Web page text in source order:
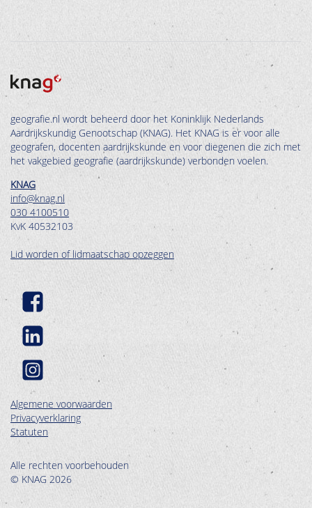
geografie.nl wordt beheerd door het Koninklijk Nederlands
Aardrijkskundig Genootschap (KNAG). Het KNAG is er voor alle
geografen, docenten aardrijkskunde en voor diegenen die zich met
het vakgebied geografie (aardrijkskunde) verbonden voelen.
KNAG
info@knag.nl
030 4100510
KvK 40532103
Lid worden of lidmaatschap opzeggen
Algemene voorwaarden
Privacyverklaring
Statuten
Alle rechten voorbehouden
© KNAG 2026